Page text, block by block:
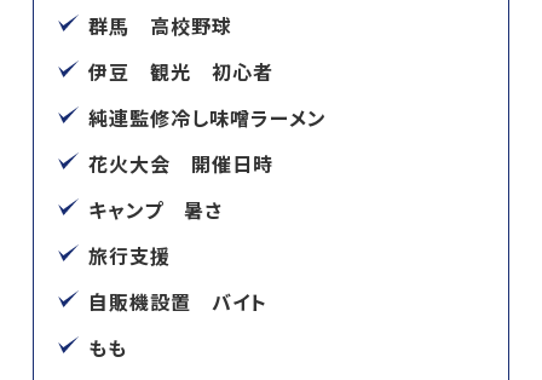
群馬 高校野球
伊豆 観光 初心者
純連監修冷し味噌ラーメン
花火大会 開催日時
キャンプ 暑さ
旅行支援
自販機設置 バイト
もも